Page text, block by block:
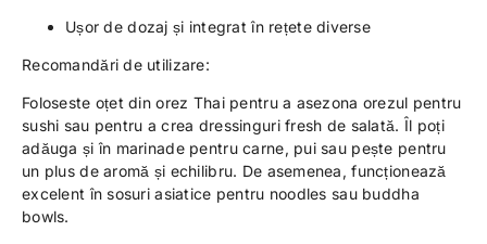
Ușor de dozaj și integrat în rețete diverse
Recomandări de utilizare:
Foloseste oțet din orez Thai pentru a asezona orezul pentru
sushi sau pentru a crea dressinguri fresh de salată. Îl poți
adăuga și în marinade pentru carne, pui sau pește pentru
un plus de aromă și echilibru. De asemenea, funcționează
excelent în sosuri asiatice pentru noodles sau buddha
bowls.